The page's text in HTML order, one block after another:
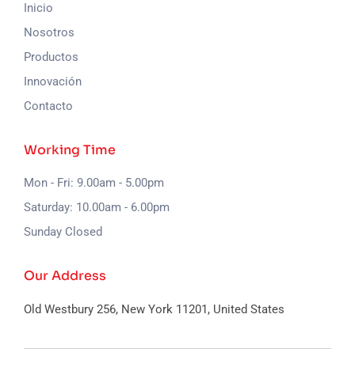
Inicio
Nosotros
Productos
Innovación
Contacto
Working Time
Mon - Fri: 9.00am - 5.00pm
Saturday: 10.00am - 6.00pm
Sunday Closed
Our Address
Old Westbury 256, New York 11201, United States